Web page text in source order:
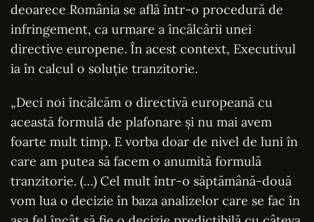
deoarece România se află într-o procedură de
infringement, ca urmare a încălcării unei
directive europene. În acest context, Executivul
ia în calcul o soluție tranzitorie.
„Deci noi încălcăm o directivă europeană cu
această formulă de plafonare și nu mai avem
foarte mult timp. E vorba doar de nivel de luni în
care am putea să facem o anumită formulă
tranzitorie. (…) Cel mult într-o săptămână-două
vom lua o decizie în baza analizelor care se fac în